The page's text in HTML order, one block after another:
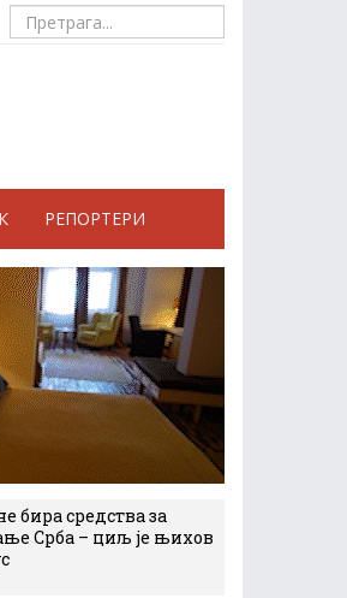
РЕПОРТЕРИ
бира средства за
Срба – циљ је њихов